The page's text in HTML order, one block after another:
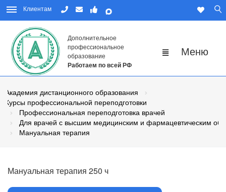
Клиентам
Дополнительное
профессиональное
образование
Работаем по всей РФ
Академия дистанционного образования
Курсы профессиональной переподготовки
Профессиональная переподготовка врачей
Для врачей с высшим медицинским и фармацевтическим
Мануальная терапия
Мануальная терапия 250 ч